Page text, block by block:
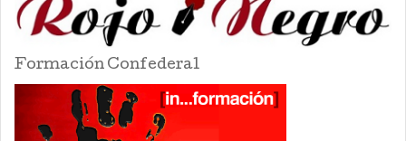
Formación Confederal